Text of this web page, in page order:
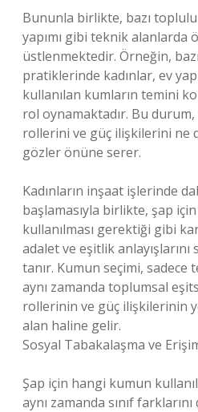
Bununla birlikte, bazı
yapımı gibi teknik alanlarda
üstlenmektedir. Örneğin,
pratiklerinde kadınlar, ev
kullanılan kumların temini
rol oynamaktadır. Bu
rollerini ve güç ilişkilerini ne
gözler önüne serer.
Kadınların inşaat işlerinde
başlamasıyla birlikte, şap
kullanılması gerektiği gibi
adalet ve eşitlik
tanır. Kumun seçimi, sadece
aynı zamanda toplumsal
rollerinin ve güç ilişkilerinin
alan haline gelir.
Sosyal Tabakalaşma ve
Şap için hangi kumun
aynı zamanda sınıf